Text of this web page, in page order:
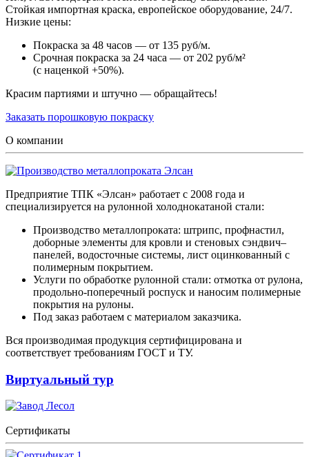
Стойкая импортная краска, европейское оборудование, 24/7.
Низкие цены:
Покраска за 48 часов — от 135 руб/м.
Срочная покраска за 24 часа — от 202 руб/м²
(с наценкой +50%).
Красим партиями и штучно — обращайтесь!
Заказать порошковую покраску
О компании
Предприятие ТПК «Элсан» работает с 2008 года и
специализируется на рулонной холоднокатаной стали:
Производство металлопроката: штрипс, профнастил,
доборные элементы для кровли и стеновых сэндвич–
панелей, водосточные системы, лист оцинкованный с
полимерным покрытием.
Услуги по обработке рулонной стали: отмотка от рулона,
продольно-поперечный роспуск и наносим полимерные
покрытия на рулоны.
Под заказ работаем с материалом заказчика.
Вся производимая продукция сертифицирована и
соответствует требованиям ГОСТ и ТУ.
Виртуальный тур
Сертификаты